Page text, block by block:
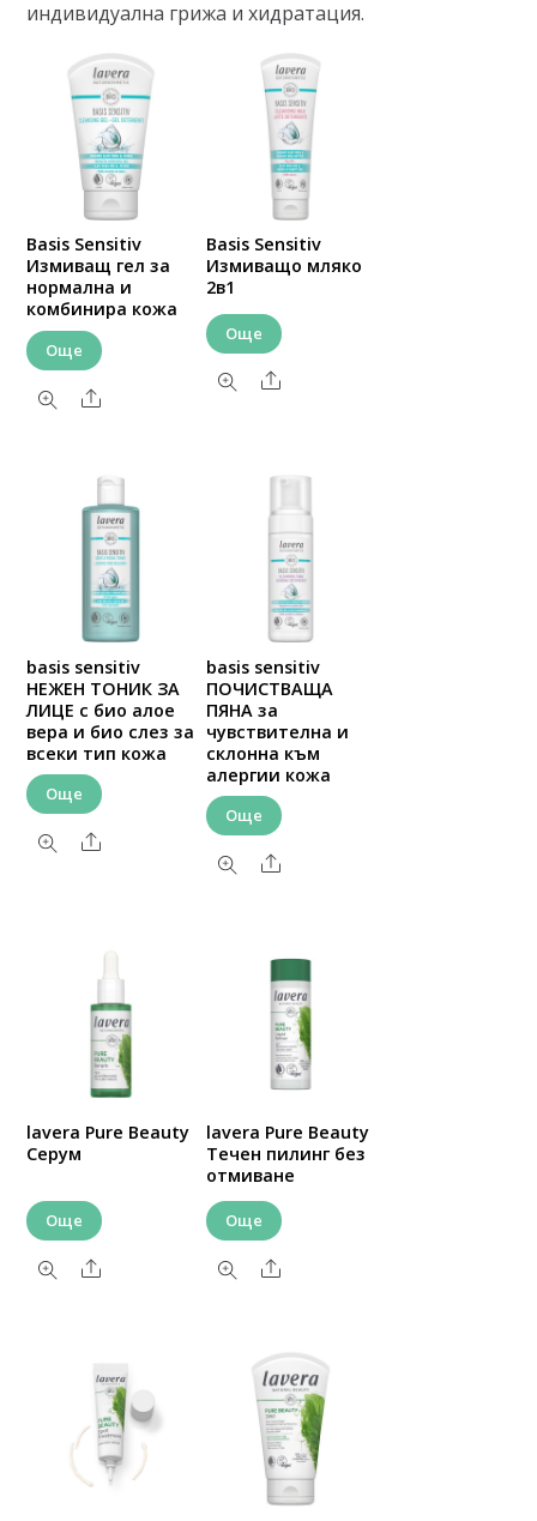
индивидуална грижа и хидратация.
Basis Sensitiv
Измиващ гел за
нормална и
комбинира кожа
Още
Share
Basis Sensitiv
Измиващо мляко
2в1
Още
Share
basis sensitiv
НЕЖЕН ТОНИК ЗА
ЛИЦЕ с био алое
вера и био слез за
всеки тип кожа
Още
Share
basis sensitiv
ПОЧИСТВАЩА
ПЯНА за
чувствителна и
склонна към
алергии кожа
Още
Share
lavera Pure Beauty
Серум
Още
Share
lavera Pure Beauty
Течен пилинг без
отмиване
Още
Share